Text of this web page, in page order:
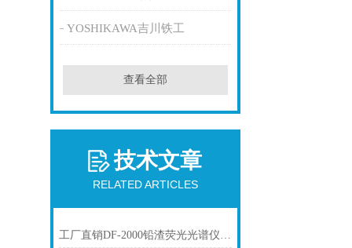
YOSHIKAWA吉川铁工
查看全部
技术文章
RELATED ARTICLES
工厂直销DF-2000铅渣荧光光谱仪技术参数